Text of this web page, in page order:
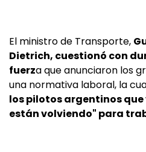
El ministro de Transporte,
Dietrich, cuestionó con
fuerza que anunciaron los
una normativa laboral, la
los pilotos argentinos
están volviendo" para